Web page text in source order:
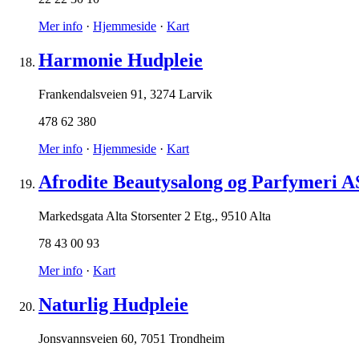
Mer info · Hjemmeside · Kart
Harmonie Hudpleie
Frankendalsveien 91 , 3274 Larvik
478 62 380
Mer info · Hjemmeside · Kart
Afrodite Beautysalong og Parfymeri
Markedsgata Alta Storsenter 2 Etg., 9510 Alta
78 43 00 93
Mer info · Kart
Naturlig Hudpleie
Jonsvannsveien 60, 7051 Trondheim